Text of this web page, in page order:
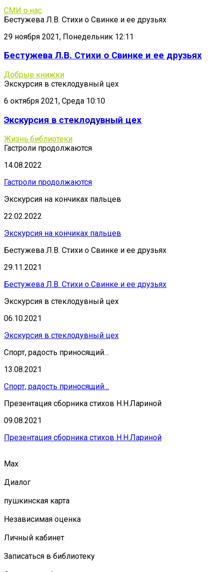
СМИ о нас
Бестужева Л.В. Стихи о Свинке и ее друзьях
29 ноября 2021, Понедельник 12:11
Бестужева Л.В. Стихи о Свинке и ее друзьях
Добрые книжки
Экскурсия в стеклодувный цех
6 октября 2021, Среда 10:10
Экскурсия в стеклодувный цех
Жизнь библиотеки
Гастроли продолжаются
14.08.2022
Гастроли продолжаются
Экскурсия на кончиках пальцев
22.02.2022
Экскурсия на кончиках пальцев
Бестужева Л.В. Стихи о Свинке и ее друзьях
29.11.2021
Бестужева Л.В. Стихи о Свинке и ее друзьях
Экскурсия в стеклодувный цех
06.10.2021
Экскурсия в стеклодувный цех
Спорт, радость приносящий…
13.08.2021
Спорт, радость приносящий…
Презентация сборника стихов Н.Н.Лариной
09.08.2021
Презентация сборника стихов Н.Н.Лариной
Мах
Диалог
пушкинская карта
Независимая оценка
Личный кабинет
Записаться в библиотеку